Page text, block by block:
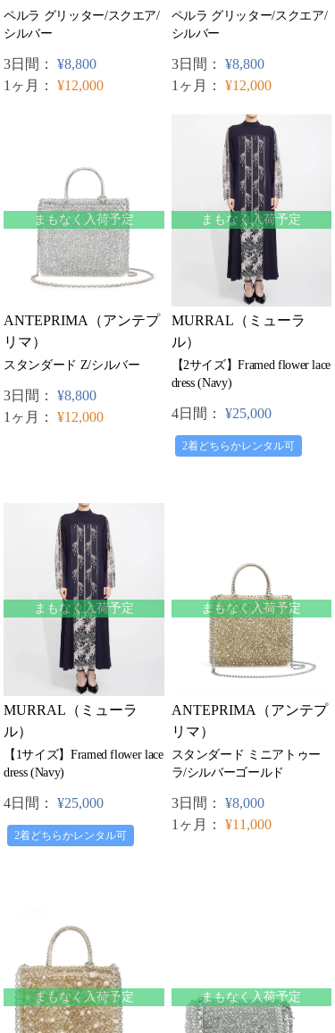
ペルラ グリッター/スクエア/
シルバー
3日間： ¥8,800
1ヶ月： ¥12,000
ペルラ グリッター/スクエア/
シルバー
3日間： ¥8,800
1ヶ月： ¥12,000
まもなく入荷予定
ANTEPRIMA（アンテプ
リマ）
スタンダード Z/シルバー
3日間： ¥8,800
1ヶ月： ¥12,000
まもなく入荷予定
MURRAL（ミューラ
ル）
【2サイズ】Framed flower lace
dress (Navy)
4日間： ¥25,000
2着どちらかレンタル可
まもなく入荷予定
MURRAL（ミューラ
ル）
【1サイズ】Framed flower lace
dress (Navy)
4日間： ¥25,000
2着どちらかレンタル可
まもなく入荷予定
ANTEPRIMA（アンテプ
リマ）
スタンダード ミニアトゥー
ラ/シルバーゴールド
3日間： ¥8,000
1ヶ月： ¥11,000
まもなく入荷予定 まもなく入荷予定